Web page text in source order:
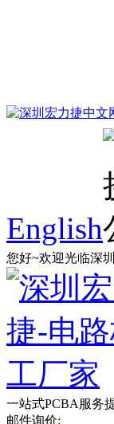
English
您好~欢迎光临深
一站式PCBA 服务
邮件询价: